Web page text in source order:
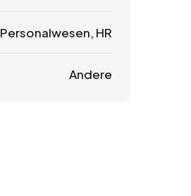
Personalwesen, HR
Andere